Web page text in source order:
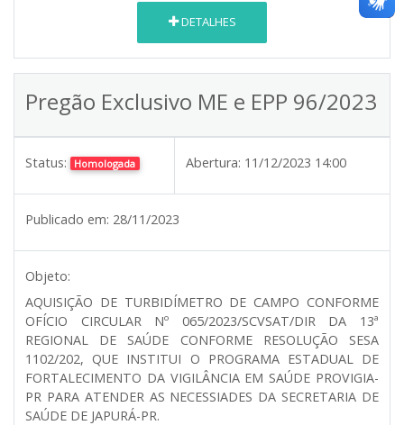
DETALHES
Pregão Exclusivo ME e EPP 96/2023
Status: Homologada Abertura: 11/12/2023 14:00
Publicado em: 28/11/2023
Objeto:
AQUISIÇÃO DE TURBIDÍMETRO DE CAMPO CONFORME
OFÍCIO CIRCULAR Nº 065/2023/SCVSAT/DIR DA 13ª
REGIONAL DE SAÚDE CONFORME RESOLUÇÃO SESA
1102/202, QUE INSTITUI O PROGRAMA ESTADUAL DE
FORTALECIMENTO DA VIGILÂNCIA EM SAÚDE PROVIGIA-
PR PARA ATENDER AS NECESSIADES DA SECRETARIA DE
SAÚDE DE JAPURÁ-PR.